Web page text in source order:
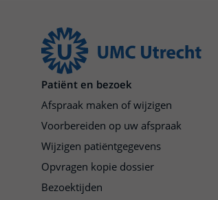
Patiënt en bezoek
Afspraak maken of wijzigen
Voorbereiden op uw afspraak
Wijzigen patiëntgegevens
Opvragen kopie dossier
Bezoektijden